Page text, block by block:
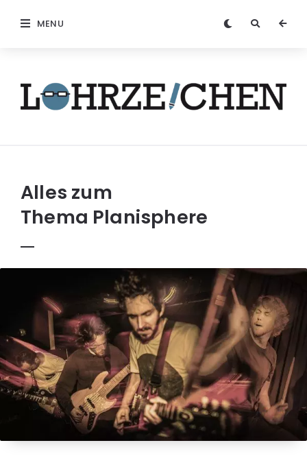
MENU
Alles zum
Thema Planisphere